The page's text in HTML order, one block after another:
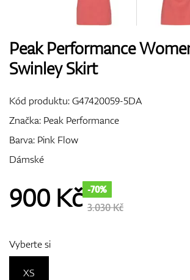
GPS/Dálkoměry
Peak Performance
Swinley Skirt
Kód produktu:G47420059-5DA
Značka: Peak Performance
Barva: Pink Flow
Dámské
900 Kč -70%
3.030 Kč
Vyberte si
XS